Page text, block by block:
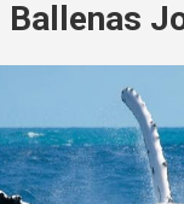
Ballenas